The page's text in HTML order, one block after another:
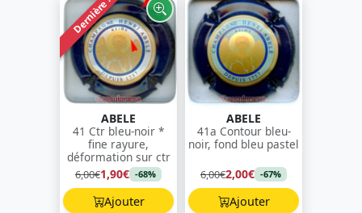
Dernière !
ABELE
41 Ctr bleu-noir *
fine rayure,
déformation sur ctr
6,00€1,90€ -68%
Ajouter
ABELE
41a Contour bleu-
noir, fond bleu pastel
6,00€2,00€ -67%
Ajouter